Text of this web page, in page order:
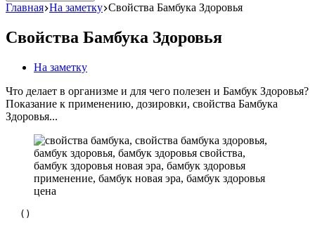
Главная На заметку Свойства Бамбука Здоровья
Свойства Бамбука Здоровья
На заметку
Что делает в организме и для чего полезен и Бамбук Здоровья?
Показание к применению, дозировки, свойства Бамбука
Здоровья...
( )